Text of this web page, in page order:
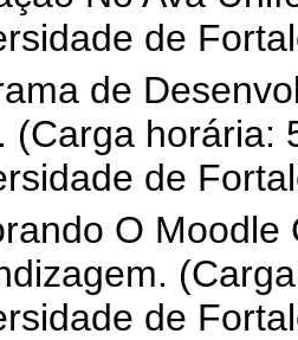
de
de
(Carga horária:
de
O Moodle
de